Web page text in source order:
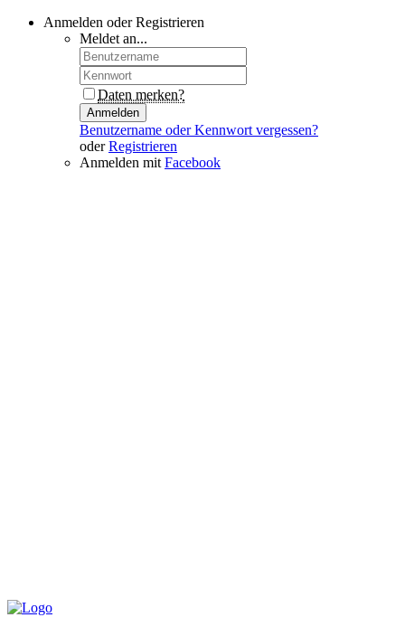
Anmelden oder Registrieren
Meldet an...
Daten merken?
Anmelden
Benutzername oder Kennwort vergessen?
oderRegistrieren
Anmelden mit Facebook